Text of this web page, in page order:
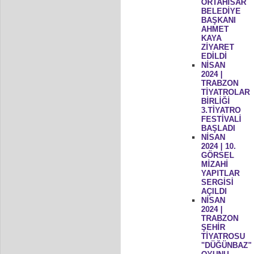
ORTAHİSAR
BELEDİYE
BAŞKANI
AHMET
KAYA
ZİYARET
EDİLDİ
NİSAN
2024 |
TRABZON
TİYATROLAR
BİRLİĞİ
3.TİYATRO
FESTİVALİ
BAŞLADI
NİSAN
2024 | 10.
GÖRSEL
MİZAHİ
YAPITLAR
SERGİSİ
AÇILDI
NİSAN
2024 |
TRABZON
ŞEHİR
TİYATROSU
"DÜĞÜNBAZ"